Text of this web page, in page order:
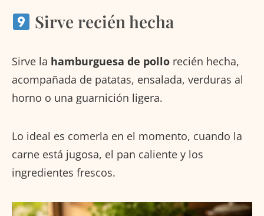
Sirve recién hecha
Sirve la hamburguesa de pollo recién hecha,
acompañada de patatas, ensalada, verduras al
horno o una guarnición ligera.
Lo ideal es comerla en el momento, cuando la
carne está jugosa, el pan caliente y los
ingredientes frescos.